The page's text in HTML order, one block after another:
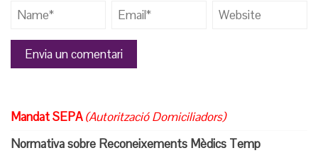
Mandat SEPA (Autorització Domiciliadors)
Normativa sobre Reconeixements Mèdics Temp